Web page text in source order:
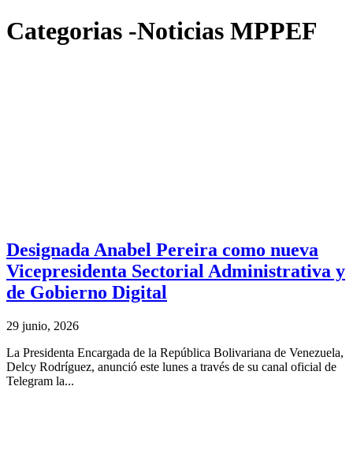
Categorias -Noticias MPPEF
Designada Anabel Pereira como nueva
Vicepresidenta Sectorial Administrativa y
de Gobierno Digital
29 junio, 2026
La Presidenta Encargada de la República Bolivariana de Venezuela,
Delcy Rodríguez, anunció este lunes a través de su canal oficial de
Telegram la...